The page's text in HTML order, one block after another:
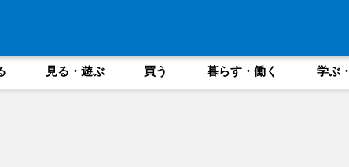
見る・遊ぶ 買う 暮らす・働く 学ぶ